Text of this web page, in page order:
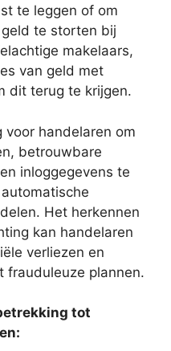
te leggen of om
te storten bij
makelaars,
van geld met
dit terug te krijgen.
voor handelaren om
betrouwbare
inloggegevens te
Het herkennen
kan handelaren
verliezen en
frauduleuze plannen.
tot